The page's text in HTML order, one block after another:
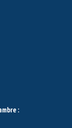
: